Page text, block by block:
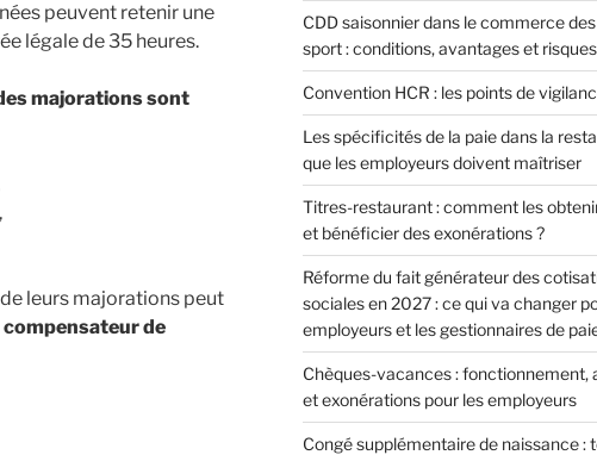
peuvent retenir une
légale de 35 heures.
majorations sont
,
leurs majorations peut
de
CDD saisonnier dans le commerce
sport : conditions, avantages et risques
Convention HCR : les points de
Les spécificités de la paie dans la
que les employeurs doivent maîtriser
Titres-restaurant : comment les
et bénéficier des exonérations ?
Réforme du fait générateur des
sociales en 2027 : ce qui va changer
employeurs et les gestionnaires de
Chèques-vacances : fonctionnement,
et exonérations pour les employeurs
Congé supplémentaire de naissance :